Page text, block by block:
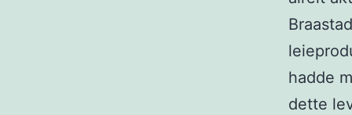
hadde
dette